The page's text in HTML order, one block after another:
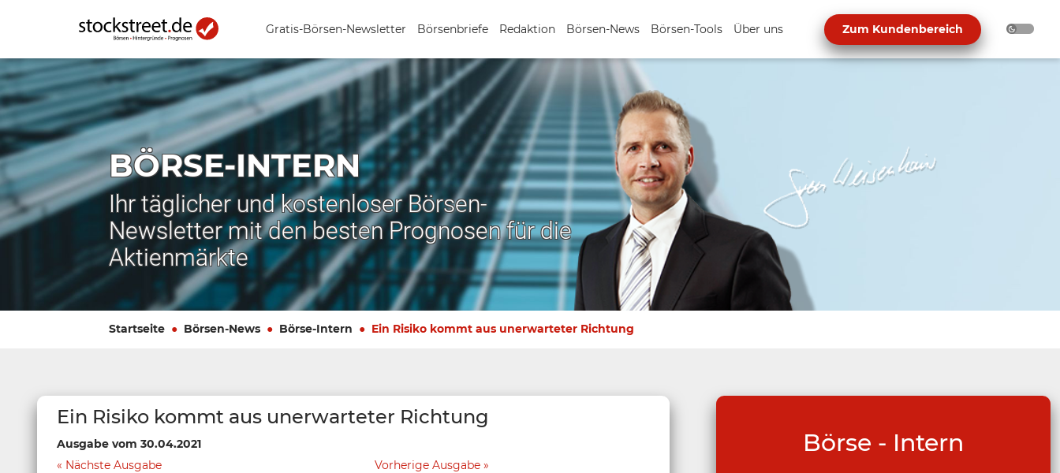
Gratis-Börsen-Newsletter Börsenbriefe Redaktion Börsen-News Börsen-Tools Über uns Zum Kundenbereich
BÖRSE-INTERN
Ihr täglicher und kostenloser Börsen-
Newsletter mit den besten Prognosen für die
Aktienmärkte
Startseite Börsen-News Börse-Intern Ein Risiko kommt aus unerwarteter Richtung
Ein Risiko kommt aus unerwarteter Richtung
Ausgabe vom 30.04.2021
Nächste Ausgabe
Vorherige Ausgabe
Börse - Intern